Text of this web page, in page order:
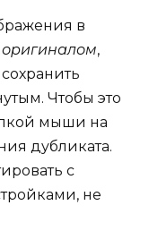
в
оригиналом,
Чтобы это
мыши на
дубликата.
с
не